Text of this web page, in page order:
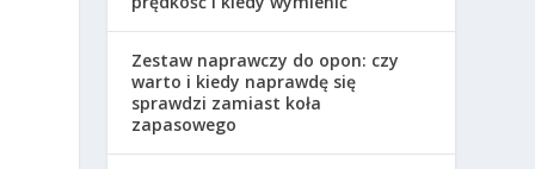
Zestaw naprawczy do opon: czy
warto i kiedy naprawdę się
sprawdzi zamiast koła
zapasowego